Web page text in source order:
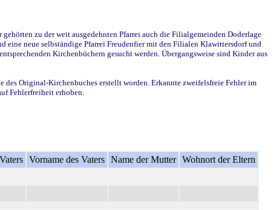
zu der weit ausgedehnten Pfarrei auch die Filialgemeinden Doderlage
eine neue selbständige Pfarrei Freudenfier mit den Filialen Klawittersdorf und
Kirchenbüchern gesucht werden. Übergangsweise sind Kinder aus
Original-Kirchenbuches erstellt worden. Erkannte zweifelsfreie Fehler im
Fehlerfreiheit erhoben.
Vorname des Vaters Name der Mutter Wohnort der Eltern